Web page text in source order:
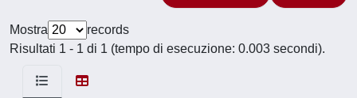
Mostra
records
Risultati 1 - 1 di 1 (tempo di esecuzione: 0.003 secondi).